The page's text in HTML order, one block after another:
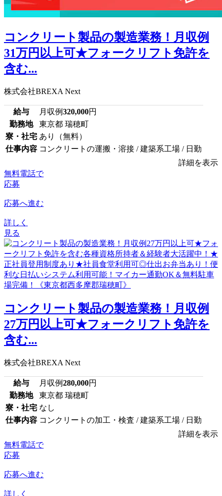
コンクリート製品の製造業務！月収例
31万円以上可★フォークリフト免許を
含む...
株式会社BREXA Next
給与 月収例320,000円
勤務地
東京都 瑞穂町
寮・社宅 あり（無料）
仕事内容 コンクリートの運搬・溶接 / 建築系工場 / 日勤
詳細を表示
無料電話で
応募
応募へ進む
詳しく
見る
コンクリート製品の製造業務！月収例
27万円以上可★フォークリフト免許を
含む...
株式会社BREXA Next
給与 月収例280,000円
勤務地
東京都 瑞穂町
寮・社宅 なし
仕事内容 コンクリートの加工・検査 / 建築系工場 / 日勤
詳細を表示
無料電話で
応募
応募へ進む
詳しく